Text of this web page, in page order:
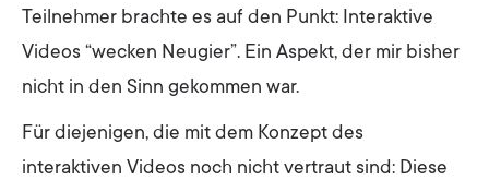
Teilnehmer brachte es auf den Punkt: Interaktive
Videos “wecken Neugier”. Ein Aspekt, der mir bisher
nicht in den Sinn gekommen war.
Für diejenigen, die mit dem Konzept des
interaktiven Videos noch nicht vertraut sind: Diese